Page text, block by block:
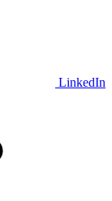
LinkedIn